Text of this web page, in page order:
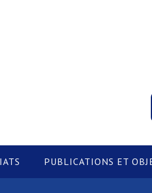
PUBLICATIONS ET